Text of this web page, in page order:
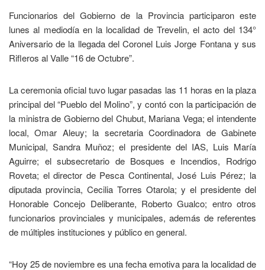
Funcionarios del Gobierno de la Provincia participaron este
lunes al mediodía en la localidad de Trevelin, el acto del 134°
Aniversario de la llegada del Coronel Luis Jorge Fontana y sus
Rifleros al Valle “16 de Octubre”.
La ceremonia oficial tuvo lugar pasadas las 11 horas en la plaza
principal del “Pueblo del Molino”, y contó con la participación de
la ministra de Gobierno del Chubut, Mariana Vega; el intendente
local, Omar Aleuy; la secretaria Coordinadora de Gabinete
Municipal, Sandra Muñoz; el presidente del IAS, Luis María
Aguirre; el subsecretario de Bosques e Incendios, Rodrigo
Roveta; el director de Pesca Continental, José Luis Pérez; la
diputada provincia, Cecilia Torres Otarola; y el presidente del
Honorable Concejo Deliberante, Roberto Gualco; entro otros
funcionarios provinciales y municipales, además de referentes
de múltiples instituciones y público en general.
“Hoy 25 de noviembre es una fecha emotiva para la localidad de